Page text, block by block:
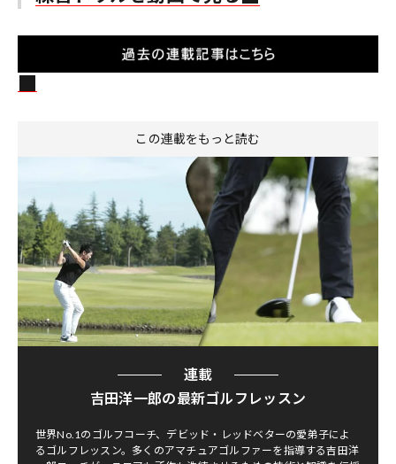
この連載をもっと読む
連載
吉田洋一郎の最新ゴルフレッスン
世界No.1のゴルフコーチ、デビッド・レッドベターの愛弟子によ
るゴルフレッスン。多くのアマチュアゴルファーを指導する吉田洋